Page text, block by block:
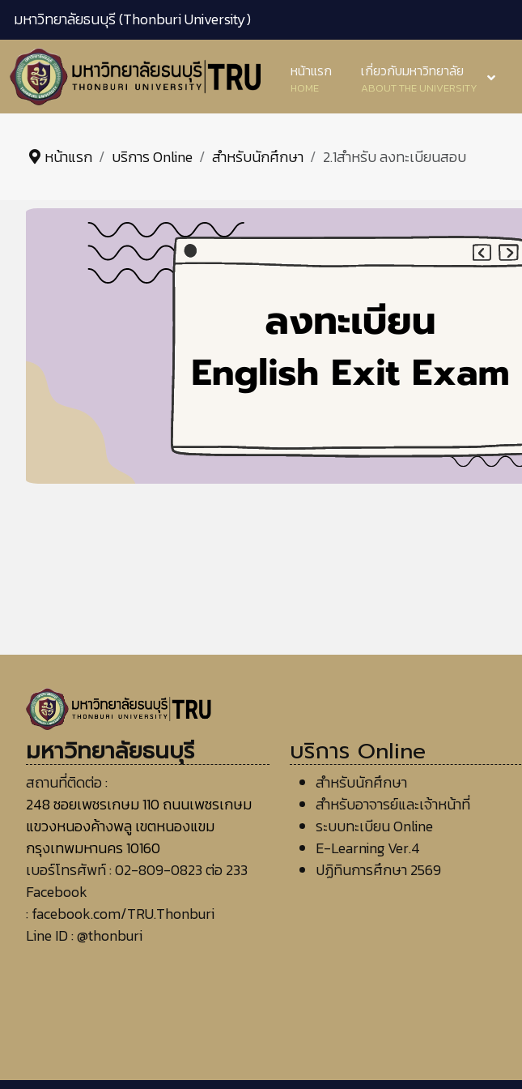
มหาวิทยาลัยธนบุรี (Thonburi University)
หน้าแรก
HOME
เกี่ยวกับมหาวิทยาลัย
ABOUT THE UNIVERSITY
หน้าแรก บริการ Online สำหรับนักศึกษา 2.1สำหรับ ลงทะเบียนสอบ
มหาวิทยาลัยธนบุรี
สถานที่ติดต่อ :
248 ซอยเพชรเกษม 110 ถนนเพชรเกษม
แขวงหนองค้างพลู เขตหนองแขม
กรุงเทพมหานคร 10160
เบอร์โทรศัพท์ :02-809-0823 ต่อ 233
Facebook
:facebook.com/TRU.Thonburi
Line ID:@thonburi
บริการ Online
สำหรับนักศึกษา
สำหรับอาจารย์และเจ้าหน้าที่
ระบบทะเบียน Online
E-Learning Ver.4
ปฏิทินการศึกษา 2569